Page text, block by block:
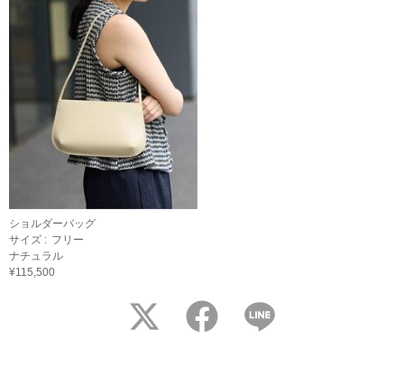
ショルダーバッグ
サイズ : フリー
ナチュラル
¥115,500
twitter facebook